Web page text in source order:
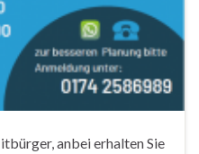
anbei erhalten Sie